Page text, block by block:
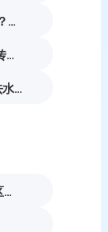
PS怎么擦除图片不想要的部分？保留原背景无痕去除杂物教程
Ps如何去除满屏复杂水印？从传统繁琐抹除到AI智能无痕重构全纪录
如何用PS去除图片水印？4种去水印实操技巧超简单！
Banana基础版和Banana pro区别对比丨具体案例应用+使用教程